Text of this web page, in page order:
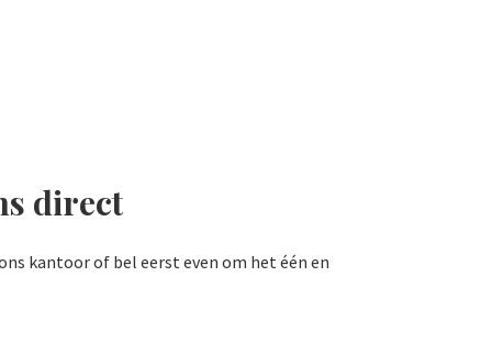
direct
kantoor of bel eerst even om het één en